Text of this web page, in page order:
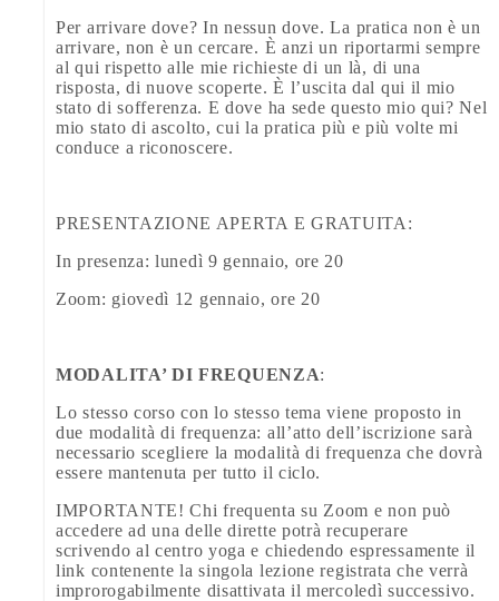
Per arrivare dove? In nessun dove. La pratica non è un
arrivare, non è un cercare. È anzi un riportarmi sempre
al qui rispetto alle mie richieste di un là, di una
risposta, di nuove scoperte. È l’uscita dal qui il mio
stato di sofferenza. E dove ha sede questo mio qui? Nel
mio stato di ascolto, cui la pratica più e più volte mi
conduce a riconoscere.
PRESENTAZIONE APERTA E GRATUITA:
In presenza: lunedì 9 gennaio, ore 20
Zoom: giovedì 12 gennaio, ore 20
MODALITA’ DI FREQUENZA:
Lo stesso corso con lo stesso tema viene proposto in
due modalità di frequenza: all’atto dell’iscrizione sarà
necessario scegliere la modalità di frequenza che dovrà
essere mantenuta per tutto il ciclo.
IMPORTANTE! Chi frequenta su Zoom e non può
accedere ad una delle dirette potrà recuperare
scrivendo al centro yoga e chiedendo espressamente il
link contenente la singola lezione registrata che verrà
improrogabilmente disattivata il mercoledì successivo.